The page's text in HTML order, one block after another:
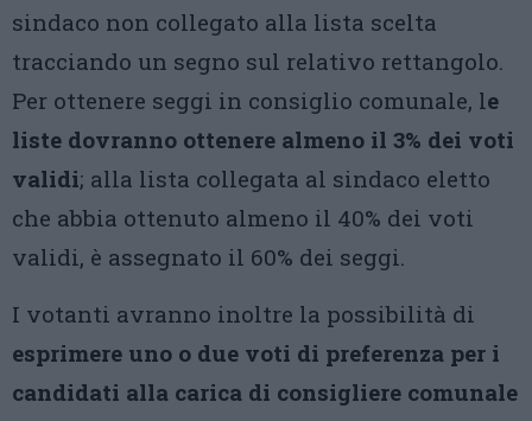
sindaco non collegato alla lista scelta
tracciando un segno sul relativo rettangolo.
Per ottenere seggi in consiglio comunale, le
liste dovranno ottenere almeno il 3% dei voti
validi; alla lista collegata al sindaco eletto
che abbia ottenuto almeno il 40% dei voti
validi, è assegnato il 60% dei seggi.
I votanti avranno inoltre la possibilità di
esprimere uno o due voti di preferenza per i
candidati alla carica di consigliere comunale